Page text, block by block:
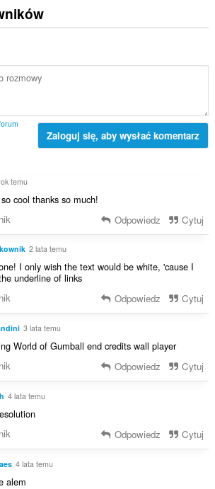
Zaloguj się, aby wysłać komentarz
temu
cool thanks so much!
Odpowiedz Cytuj
2 lata temu
I only wish the text would be white, 'cause I
underline of links
Odpowiedz Cytuj
3 lata temu
World of Gumball end credits wall player
Odpowiedz Cytuj
4 lata temu
Odpowiedz Cytuj
4 lata temu
alem